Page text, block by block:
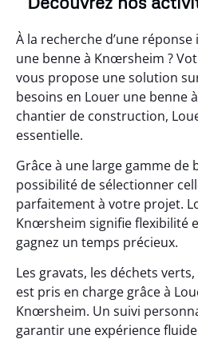
À la recherche d’une
une benne à Knœrsheim ?
vous propose une solution
besoins en Louer une benne
chantier de construction,
essentielle.
Grâce à une large gamme de
possibilité de sélectionner
parfaitement à votre projet.
Knœrsheim signifie flexibilité
gagnez un temps précieux.
Les gravats, les déchets
est pris en charge grâce à
Knœrsheim. Un suivi
garantir une expérience